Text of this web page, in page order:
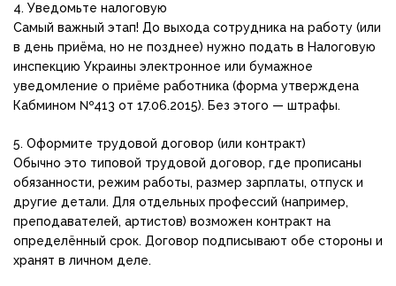
4. Уведомьте налоговую
Самый важный этап! До выхода сотрудника на работу (или
в день приёма, но не позднее) нужно подать в Налоговую
инспекцию Украины электронное или бумажное
уведомление о приёме работника (форма утверждена
Кабмином №413 от 17.06.2015). Без этого — штрафы.
5. Оформите трудовой договор (или контракт)
Обычно это типовой трудовой договор, где прописаны
обязанности, режим работы, размер зарплаты, отпуск и
другие детали. Для отдельных профессий (например,
преподавателей, артистов) возможен контракт на
определённый срок. Договор подписывают обе стороны и
хранят в личном деле.